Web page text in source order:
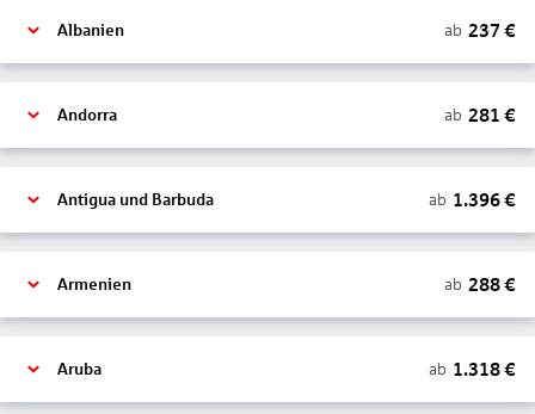
Albanien ab 237 €
Andorra ab 281 €
Antigua und Barbuda ab 1.396€
Armenien ab 288€
Aruba ab 1.318€